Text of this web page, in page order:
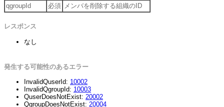
qgroupId
必須 メンバを削除する組織のID
レスポンス
なし
発生する可能性のあるエラー
InvalidQuserId: 10002
InvalidQgroupId: 10003
QuserDoesNotExist: 20002
QgroupDoesNotExist: 20004